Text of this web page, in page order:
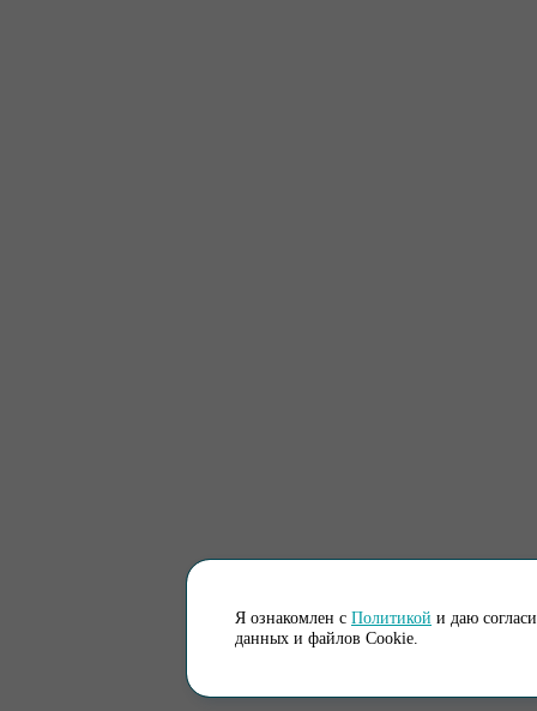
Я ознакомлен с Политикой и даю
данных и файлов Cookie.